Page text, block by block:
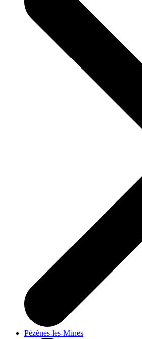
Pézènes-les-Mines